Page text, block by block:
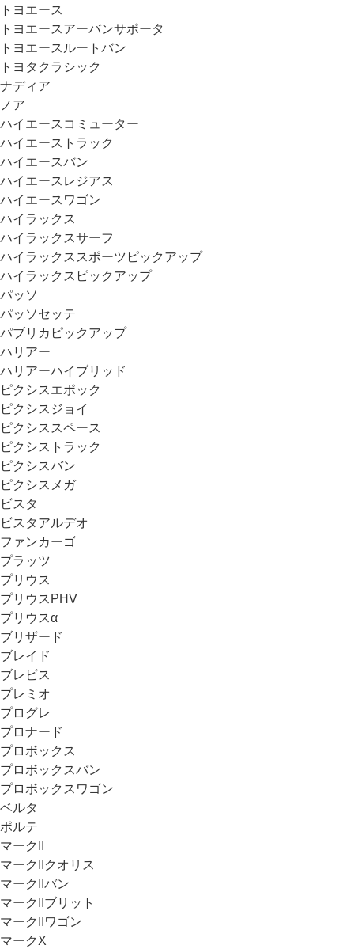
トヨエース
トヨエースアーバンサポータ
トヨエースルートバン
トヨタクラシック
ナディア
ノア
ハイエースコミューター
ハイエーストラック
ハイエースバン
ハイエースレジアス
ハイエースワゴン
ハイラックス
ハイラックスサーフ
ハイラックススポーツピックアップ
ハイラックスピックアップ
パッソ
パッソセッテ
パブリカピックアップ
ハリアー
ハリアーハイブリッド
ピクシスエポック
ピクシスジョイ
ピクシススペース
ピクシストラック
ピクシスバン
ピクシスメガ
ビスタ
ビスタアルデオ
ファンカーゴ
プラッツ
プリウス
プリウスPHV
プリウスα
ブリザード
ブレイド
ブレビス
プレミオ
プログレ
プロナード
プロボックス
プロボックスバン
プロボックスワゴン
ベルタ
ポルテ
マークII
マークIIクオリス
マークIIバン
マークIIブリット
マークIIワゴン
マークX